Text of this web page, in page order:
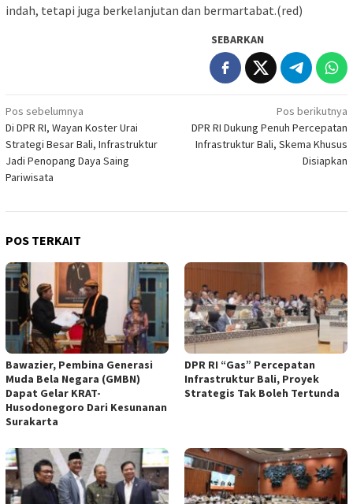
indah, tetapi juga berkelanjutan dan bermartabat.(red)
SEBARKAN
Navigasi
pos
Pos sebelumnya
Di DPR RI, Wayan Koster Urai
Strategi Besar Bali, Infrastruktur
Jadi Penopang Daya Saing
Pariwisata
Pos berikutnya
DPR RI Dukung Penuh Percepatan
Infrastruktur Bali, Skema Khusus
Disiapkan
POS TERKAIT
Bawazier, Pembina Generasi
Muda Bela Negara (GMBN)
Dapat Gelar KRAT-
Husodonegoro Dari Kesunanan
Surakarta
DPR RI “Gas” Percepatan
Infrastruktur Bali, Proyek
Strategis Tak Boleh Tertunda